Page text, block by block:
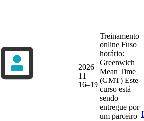
2026–
11–
16–19
Treinamento
online Fuso
horário:
Greenwich
Mean Time
(GMT) Este
curso está
sendo
entregue por
um parceiro